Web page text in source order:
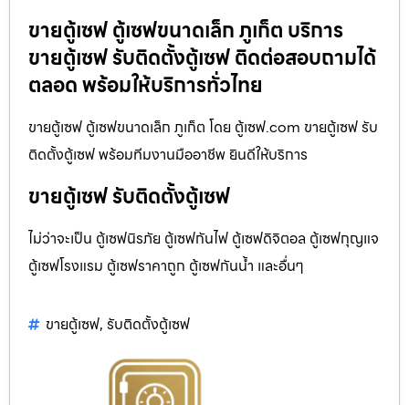
ขายตู้เซฟ ตู้เซฟขนาดเล็ก ภูเก็ต บริการ
ขายตู้เซฟ รับติดตั้งตู้เซฟ ติดต่อสอบถามได้
ตลอด พร้อมให้บริการทั่วไทย
ขายตู้เซฟ ตู้เซฟขนาดเล็ก ภูเก็ต โดย ตู้เซฟ.com ขายตู้เซฟ รับ
ติดตั้งตู้เซฟ พร้อมทีมงานมืออาชีพ ยินดีให้บริการ
ขายตู้เซฟ รับติดตั้งตู้เซฟ
ไม่ว่าจะเป็น ตู้เซฟนิรภัย ตู้เซฟกันไฟ ตู้เซฟดิจิตอล ตู้เซฟกุญแจ
ตู้เซฟโรงแรม ตู้เซฟราคาถูก ตู้เซฟกันน้ำ และอื่นๆ
ขายตู้เซฟ, รับติดตั้งตู้เซฟ